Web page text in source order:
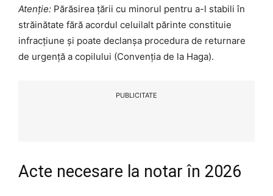
Atenție: Părăsirea țării cu minorul pentru a-l stabili în
străinătate fără acordul celuilalt părinte constituie
infracțiune și poate declanșa procedura de returnare
de urgență a copilului (Convenția de la Haga).
PUBLICITATE
Acte necesare la notar în 2026